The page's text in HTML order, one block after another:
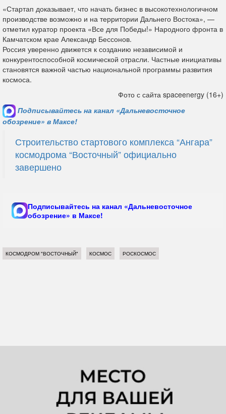
«Стартап доказывает, что начать бизнес в высокотехнологичном
производстве возможно и на территории Дальнего Востока», —
отметил куратор проекта «Все для Победы!» Народного фронта в
Камчатском крае Александр Бессонов.
Россия уверенно движется к созданию независимой и
конкурентоспособной космической отрасли. Частные инициативы
становятся важной частью национальной программы развития
космоса.
Фото с сайта spaceenergy (16+)
Подписывайтесь на канал «Дальневосточное
обозрение» в Максе!
Строительство стартового комплекса “Ангара”
космодрома “Восточный” официально
завершено
Подписывайтесь на канал «Дальневосточное
обозрение» в Максе!
КОСМОДРОМ "ВОСТОЧНЫЙ" КОСМОС РОСКОСМОС